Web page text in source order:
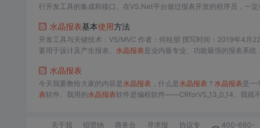
行开发工具的集成和接口。在VS.Net平台做过报表开发的程序员，一定
倍。 VB是以
水晶报表基本使用方法
开发工具与关键技术：VS/MVC 作者：何桂朋 撰写时间：2019年4月
要用于设计及产生报表。 水晶报表是业内最专业、功能最强的报表系
新...水晶报表
今天我要教给大家的内容是水晶报表 ，什么是水晶报表 ？ 水晶报表是一
表软件。我用的水晶报表软件是编程软件——CRforVS_13_0_14。我就
关于我
招贤纳 商务合 寻求报 协议专 400-660-